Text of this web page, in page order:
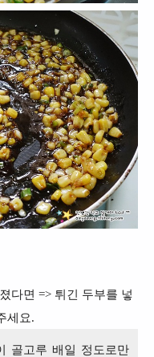
다면 => 튀긴 두부를 넣
세요.
골고루 배일 정도로만